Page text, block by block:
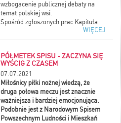
wzbogacenie publicznej debaty na
temat polskiej wsi.
Spośród zgłoszonych prac Kapituła
otrzyma nagrodę pieniężną w
wysokości 5 tysięcy złotych.
Nagrodzone prace będą mogły być
wydane w postaci książkowej w
Wydawnictwie Naukowym Scholar.
TERMIN NADSYŁANIA PRAC MIJA
31 LIPCA 2021 R.
WIĘCEJ
PÓŁMETEK SPISU - ZACZYNA SIĘ
WYŚCIG Z CZASEM
07.07.2021
Miłośnicy piłki nożnej wiedzą, że
druga połowa meczu jest znacznie
ważniejsza i bardziej emocjonująca.
Podobnie jest z Narodowym Spisem
Powszechnym Ludności i Mieszkań